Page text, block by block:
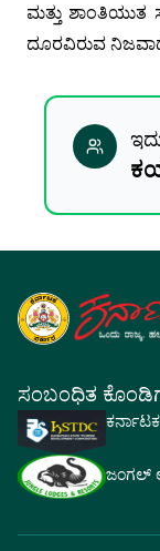
ಮತ್ತು
ದೂರವಿರುವ
ಸಂಬಂಧಿತ
ಜಂಗಲ್